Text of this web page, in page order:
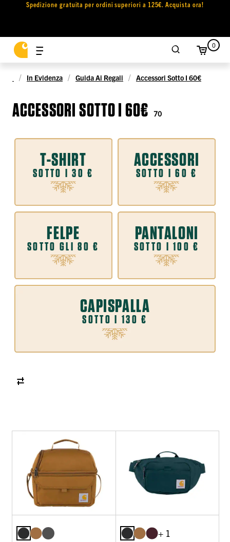
Spedizione gratuita per ordini superiori a 125€. Acquista ora!
0
In Evidenza Guida Ai Regali Accessori Sotto I 60€
ACCESSORI SOTTO I 60€ 70
T-SHIRT
SOTTO I 30 €
ACCESSORI
SOTTO I 60 €
FELPE
SOTTO GLI 80 €
PANTALONI
SOTTO I 100 €
CAPISPALLA
SOTTO I 130 €
+ 1